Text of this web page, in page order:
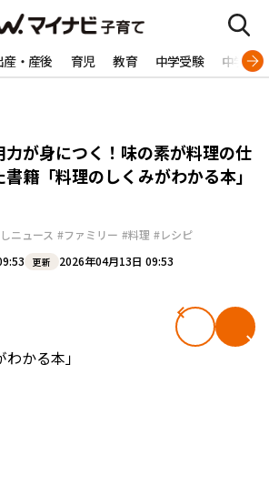
産・産後 育児 教育 中学受験 中学生
力が身につく！味の素が料理の仕
籍「料理のしくみがわかる本」
ニュース #ファミリー #料理 #レシピ
更新 2026年04月13日 09:53